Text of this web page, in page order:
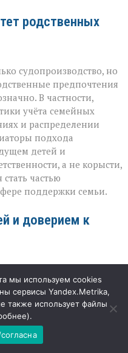
родственных
судопроизводство, но
предпочтения
В частности,
учёта семейных
и распределении
подхода
детей и
а не корысти,
частью
поддержки семьи.
и доверием к
к кумовству как
справедливости», где
Другие же опасаются,
может подорвать
тендеров и
мы используем cookies
сервисы Yandex.Metrika,
также использует файлы
).